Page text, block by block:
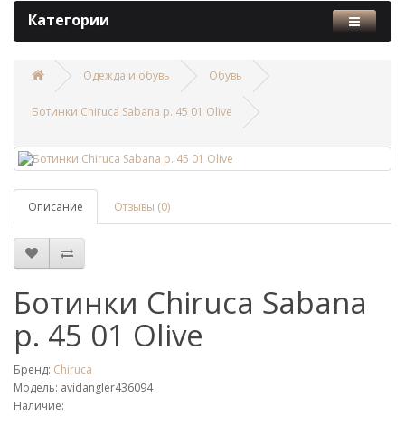
Категории
Одежда и обувь Обувь
Ботинки Chiruca Sabana р. 45 01 Olive
Описание Отзывы (0)
Ботинки Chiruca Sabana
р. 45 01 Olive
Бренд: Chiruca
Модель: avidangler436094
Наличие: